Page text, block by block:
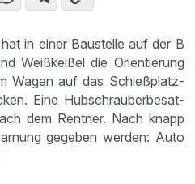
in einer Baustelle auf der B
Weißkeißel die Orien­tie­rung
Wagen auf das Schie­ß­platz­
Eine Hubschrau­ber­be­sat­
dem Rentner. Nach knapp
gegeben werden: Auto